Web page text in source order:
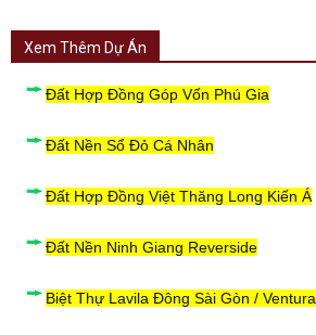
Xem Thêm Dự Án
Đất Hợp Đồng Góp Vốn Phú Gia
Đất Nền Sổ Đỏ Cá Nhân
Đất Hợp Đồng Việt Thăng Long Kiến Á
Đất Nền Ninh Giang Reverside
Biệt Thự Lavila Đông Sài Gòn / Ventura